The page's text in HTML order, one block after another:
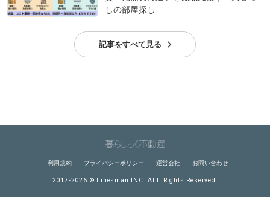
しの部屋探し
記事をすべて見る
利用規約 プライバシーポリシー 運営会社 お問い合わせ
2017-2026 © Linesman INC. ALL Rights Reserved.